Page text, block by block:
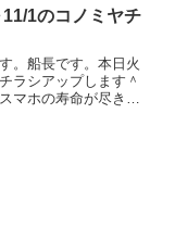
なこんなでチラシを
は今週...
1のコノミヤチ
。船長です。本日火
ラシアップします＾
マホの寿命が尽きか